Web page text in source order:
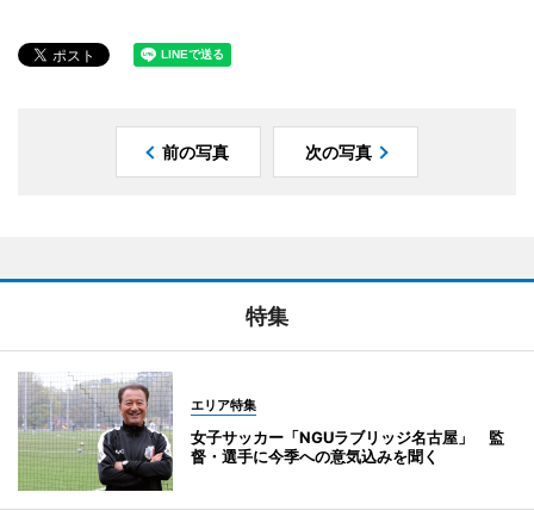
前の写真 次の写真
特集
エリア特集
女子サッカー「NGUラブリッジ名古屋」 監
督・選手に今季への意気込みを聞く